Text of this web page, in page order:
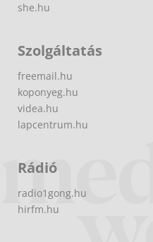
she.hu
Szolgáltatás
freemail.hu
koponyeg.hu
videa.hu
lapcentrum.hu
Rádió
radio1gong.hu
hirfm.hu